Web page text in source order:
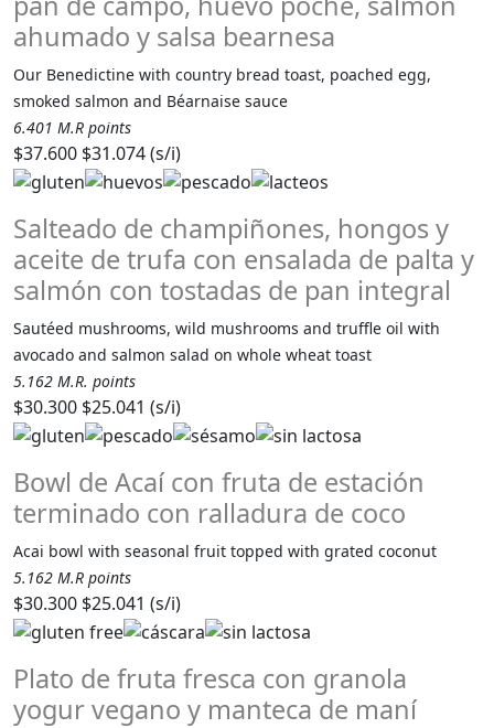
ahumado y salsa bearnesa
Our Benedictine with country bread toast, poached egg,
smoked salmon and Béarnaise sauce
6.401 M.R points
$37.600 $31.074 (s/i)
Salteado de champiñones, hongos y
aceite de trufa con ensalada de palta y
salmón con tostadas de pan integral
Sautéed mushrooms, wild mushrooms and truffle oil with
avocado and salmon salad on whole wheat toast
5.162 M.R. points
$30.300 $25.041 (s/i)
Bowl de Acaí con fruta de estación
terminado con ralladura de coco
Acai bowl with seasonal fruit topped with grated coconut
5.162 M.R points
$30.300 $25.041 (s/i)
Plato de fruta fresca con granola
yogur vegano y manteca de maní